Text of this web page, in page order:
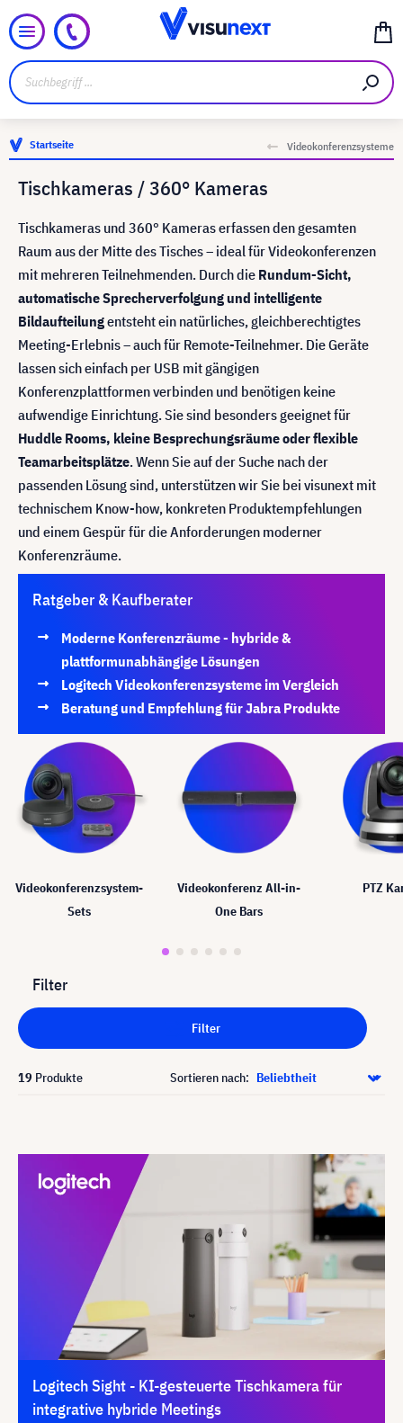
Startseite Videokonferenzsysteme
Tischkameras / 360° Kameras
Tischkameras und 360° Kameras erfassen den gesamten
Raum aus der Mitte des Tisches – ideal für Videokonferenzen
mit mehreren Teilnehmenden. Durch die Rundum-Sicht,
automatische Sprecherverfolgung und intelligente
Bildaufteilungentsteht ein natürliches, gleichberechtigtes
Meeting-Erlebnis – auch für Remote-Teilnehmer. Die Geräte
lassen sich einfach per USB mit gängigen
Konferenzplattformen verbinden und benötigen keine
aufwendige Einrichtung. Sie sind besonders geeignet für
Huddle Rooms, kleine Besprechungsräume oder flexible
Teamarbeitsplätze. Wenn Sie auf der Suche nach der
passenden Lösung sind, unterstützen wir Sie bei visunext mit
technischem Know-how, konkreten Produktempfehlungen
und einem Gespür für die Anforderungen moderner
Konferenzräume.
Ratgeber & Kaufberater
Moderne Konferenzräume - hybride &
plattformunabhängige Lösungen
Logitech Videokonferenzsysteme im Vergleich
Beratung und Empfehlung für Jabra Produkte
Videokonferenzsystem-
Sets
Videokonferenz All-in-
One Bars
PTZ
Filter
Filter
19 Produkte Sortieren nach:
Logitech Sight - KI-gesteuerte Tischkamera für
integrative hybride Meetings